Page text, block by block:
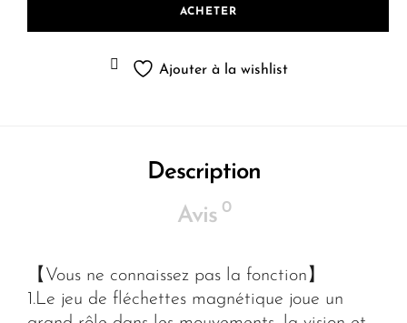
ACHETER
Ajouter à la wishlist
Description
Avis 0
【Vous ne connaissez pas la fonction】
1.Le jeu de fléchettes magnétique joue un